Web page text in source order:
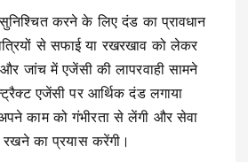
करने के लिए दंड का प्रावधान
से सफाई या रखरखाव को लेकर
और जांच में एजेंसी की लापरवाही सामने
एजेंसी पर आर्थिक दंड लगाया
काम को गंभीरता से लेंगी और सेवा
रखने का प्रयास करेंगी।